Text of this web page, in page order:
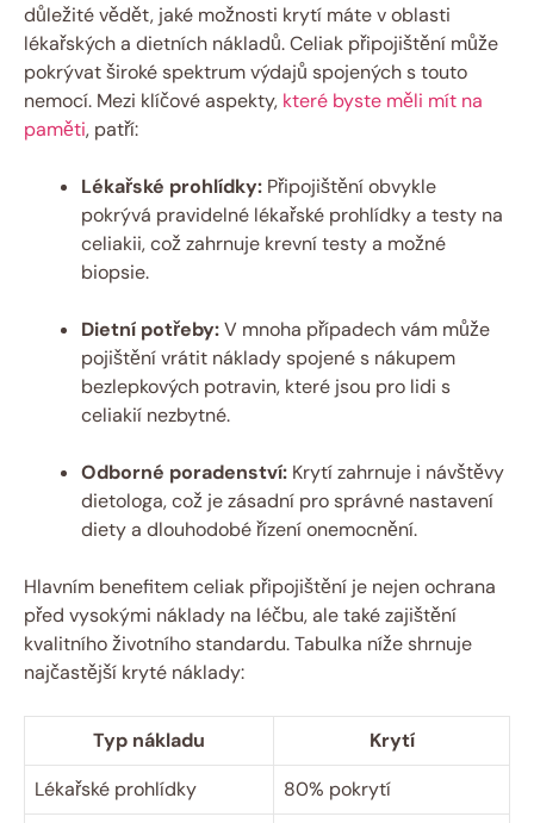
důležité ⁢vědět, jaké možnosti krytí máte v oblasti
lékařských a‍ dietních nákladů. ⁢Celiak připojištění může
pokrývat široké spektrum výdajů spojených s touto
nemocí. Mezi klíčové aspekty, které byste měli mít na
paměti, patří:
Lékařské prohlídky: Připojištění ⁤obvykle
pokrývá pravidelné lékařské prohlídky a testy⁢ na
celiakii, což zahrnuje krevní testy a možné
biopsie.
Dietní ⁢potřeby:V⁢ mnoha případech vám může
pojištění vrátit náklady ‍spojené‍ s nákupem
bezlepkových potravin, které jsou pro lidi s
celiakií ‌nezbytné.
Odborné poradenství: Krytí zahrnuje i ⁤návštěvy
dietologa,⁢ což je zásadní pro správné⁣ nastavení
diety a dlouhodobé⁢ řízení onemocnění.
Hlavním benefitem celiak připojištění je nejen ochrana
před vysokými náklady na léčbu, ale‍ také zajištění
⁣kvalitního životního standardu.‍ Tabulka níže shrnuje
najčastější kryté náklady:
Typ nákladu
Krytí
Lékařské prohlídky
80% ⁤pokrytí